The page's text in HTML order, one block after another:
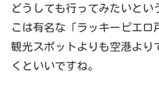
どうしても行ってみたいとい
こは有名な「ラッキーピエロ
観光スポットよりも空港より
くといいですね。